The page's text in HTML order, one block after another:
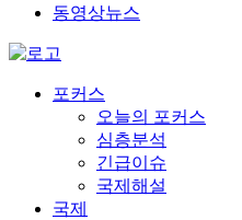
동영상뉴스
포커스
오늘의 포커스
심층분석
긴급이슈
국제해설
국제